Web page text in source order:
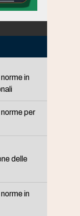
in
per
delle
in